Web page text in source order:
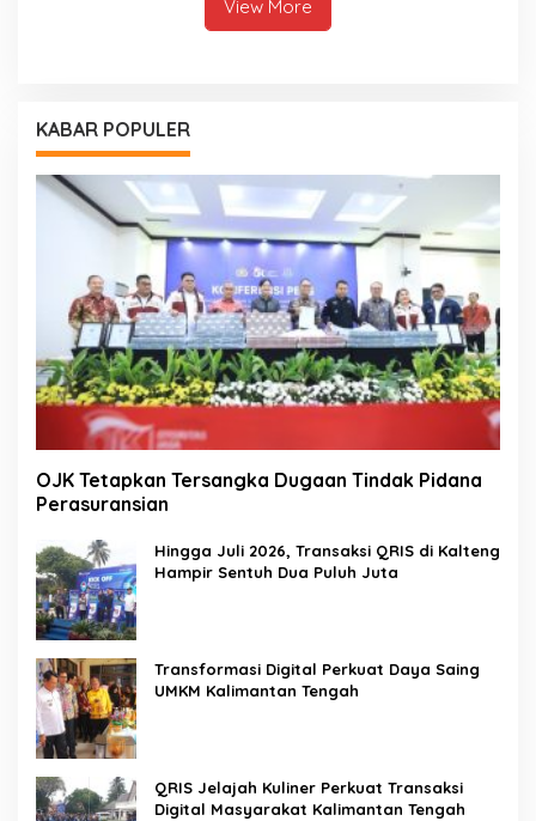
View More
KABAR POPULER
OJK Tetapkan Tersangka Dugaan Tindak Pidana
Perasuransian
Hingga Juli 2026, Transaksi QRIS di Kalteng
Hampir Sentuh Dua Puluh Juta
Transformasi Digital Perkuat Daya Saing
UMKM Kalimantan Tengah
QRIS Jelajah Kuliner Perkuat Transaksi
Digital Masyarakat Kalimantan Tengah